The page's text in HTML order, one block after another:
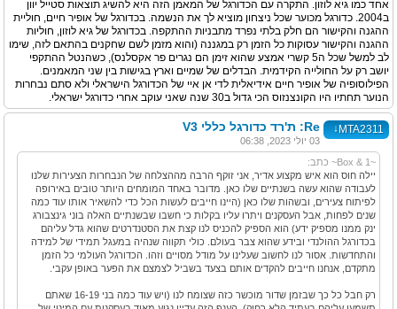
אחד כמו גיא לוזון. התקרה עם הכדורגל של המאמן הזה היא להשיג תוצאות סטייל יוון
ב2004. כדורגל מכוער שכל ניצחון מוציא לך את הנשמה. בכדורגל של אופיר חיים, חוליית
ההגנה והקישור הם חלק בלתי נפרד מתבניות ההתקפה. בכדורגל של גיא לוזון, חוליות
ההגנה והקישור עסוקות כל הזמן רק במגננה (והוא מזמן לשם שחקנים בהתאם לזה, שימו
לב למשל שכל ה5 קשרי אמצע שהוא זימן הם נגרים פר אקסלנס), כשהנטל ההתקפי
יושב רק על החולייה הקידמית. הבדלים של שמיים וארץ בגישות בין שני המאמנים.
הפילוסופיה של אופיר חיים אידיאלית לדי אן איי של הכדורגל הישראלי ולא סתם נבחרות
הנוער תחתיו היו הקונצנזוס הכי גדול ב30 שנה שאני עוקב אחרי כדורגל ישראלי.
MTA2311
↓ Re: ת'רד כדורגל כללי V3
03 יולי 2023, 06:38
~Box & 1~ כתב:
יילה חוס הוא איש מקצוע אדיר, אני זוקף הרבה מההצלחה של הנבחרות הצעירות שלנו
לעבודה שהוא עשה בשנתיים שלו כאן. מדובר באחד המומחים היותר טובים באירופה
לפיתוח צעירים, ובשהות שלו כאן (היינו חייבים לעשות הכל כדי להשאיר אותו עוד כמה
שנים לפחות, אבל העסקנים ויתרו עליו בקלות כי חשבו שבשנתיים האלה בוני גינצבורג
ינק ממנו מספיק ידע) הוא הספיק להכניס לנו קצת את הסטנדרטים שהוא גדל עליהם
בכדורגל ההולנדי ובידע שהוא צבר בעולם. כולי תקווה שנהיה במעגל תמידי של למידה
והתחדשות. אסור לנו לחשוב שעלינו על מודל מסויים וזהו. הכדורגל העולמי כל הזמן
מתקדם, אנחנו חייבים להקדים אותם בצעד בשביל לצמצם את הפער באופן עקבי.
רק חבל כל כך שבזמן שדור מוכשר כזה שצומח לנו (ויש עוד כמה בני 16-19 שאתם